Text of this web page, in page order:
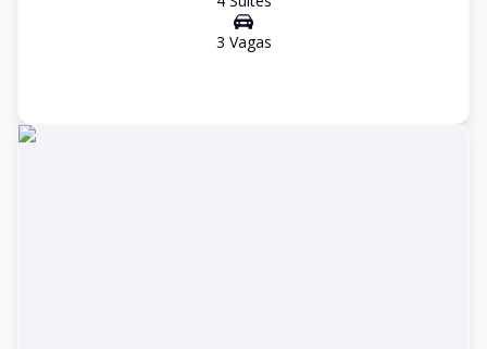
3 Vagas